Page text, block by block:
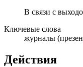
В связи с
Ключевые слова
журналы
Действия